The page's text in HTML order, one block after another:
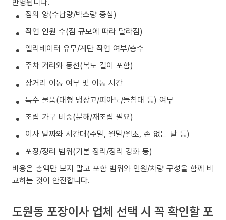
짐의 양(수납량/박스량 중심)
작업 인원 수(짐 규모에 따라 달라짐)
엘리베이터 유무/계단 작업 여부/층수
주차 거리와 동선(복도 길이 포함)
장거리 이동 여부 및 이동 시간
특수 물품(대형 냉장고/피아노/돌침대 등) 여부
조립 가구 비중(분해/재조립 필요)
이사 날짜와 시간대(주말, 월말/월초, 손 없는 날 등)
포장/정리 범위(기본 정리/정리 강화 등)
비용은 총액만 보지 말고 포함 범위와 인원/차량 구성을 함께 비
교하는 것이 안전합니다.
도원동 포장이사 업체 선택 시 꼭 확인할 포